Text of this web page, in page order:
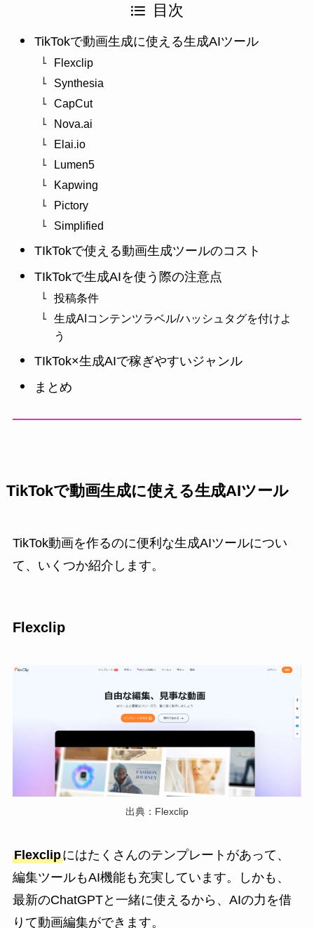
目次
TikTokで動画生成に使える生成AIツール
Flexclip
Synthesia
CapCut
Nova.ai
Elai.io
Lumen5
Kapwing
Pictory
Simplified
TIkTokで使える動画生成ツールのコスト
TIkTokで生成AIを使う際の注意点
投稿条件
生成AIコンテンツラベル/ハッシュタグを付けよ
う
TIkTok×生成AIで稼ぎやすいジャンル
まとめ
TikTokで動画生成に使える生成AIツール
TikTok動画を作るのに便利な生成AIツールについ
て、いくつか紹介します。
Flexclip
出典：Flexclip
Flexclipにはたくさんのテンプレートがあって、
編集ツールもAI機能も充実しています。しかも、
最新のChatGPTと一緒に使えるから、AIの力を借
りて動画編集ができます。